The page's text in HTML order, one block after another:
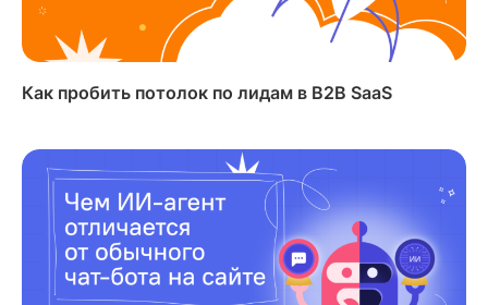
Как пробить потолок по лидам в B2B SaaS